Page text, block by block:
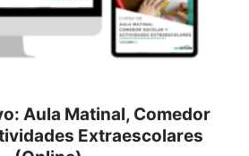
Aula Matinal, Comedor
Extraescolares